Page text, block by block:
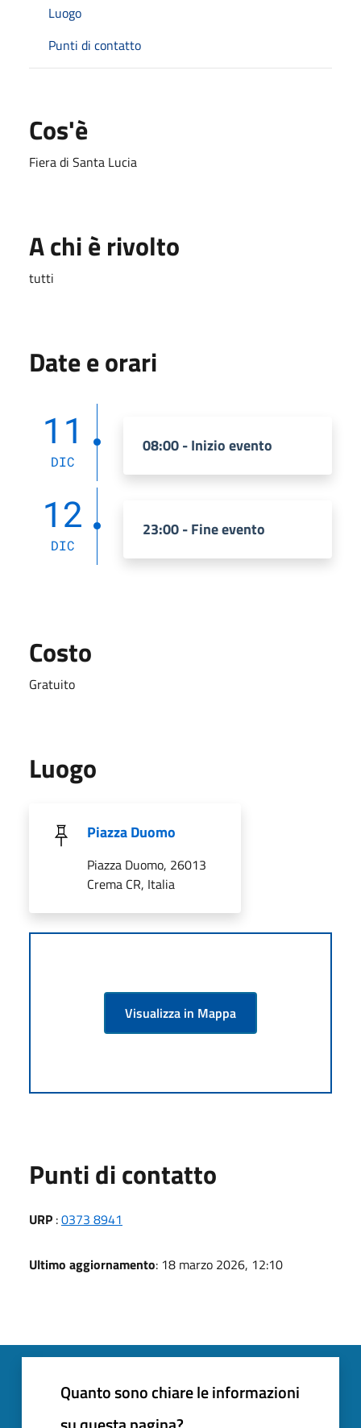
Luogo
Punti di contatto
Cos'è
Fiera di Santa Lucia
A chi è rivolto
tutti
Date e orari
11
DIC
08:00 - Inizio evento
12
DIC
23:00 - Fine evento
Costo
Gratuito
Luogo
Piazza Duomo
Piazza Duomo, 26013
Crema CR, Italia
Visualizza in Mappa
Punti di contatto
URP :0373 8941
Ultimo aggiornamento: 18 marzo 2026, 12:10
Quanto sono chiare le informazioni